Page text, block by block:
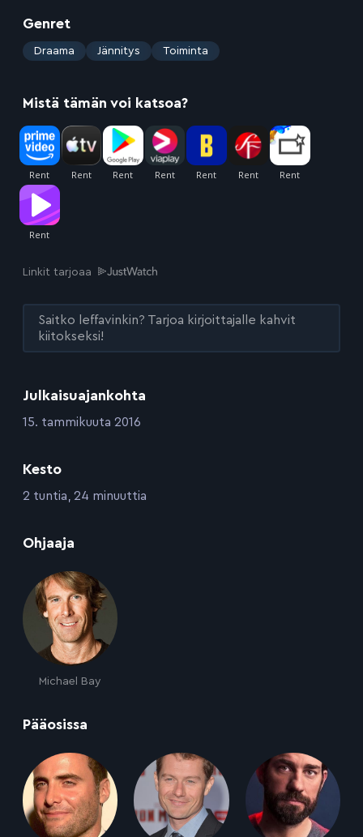
Julkaisuajankohta
:15. tammikuuta 2016
Kesto
:2 tuntia, 24 minuuttia
Ohjaaja
Michael Bay
Pääosissa
Genret
: Draama Jännitys Toiminta
Mistä tämän voi katsoa?
Linkit tarjoaa
Saitko leffavinkin? Tarjoa kirjoittajalle kahvit
kiitokseksi!